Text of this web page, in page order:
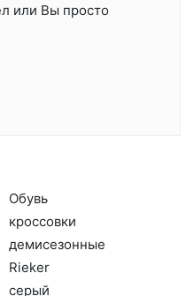
или Вы просто
Обувь
крос­совки
де­мисе­зон­ные
Ri­eker
се­рый